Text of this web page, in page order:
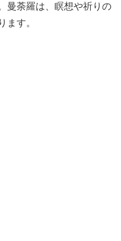
曼荼羅は、瞑想や祈りの
ます。